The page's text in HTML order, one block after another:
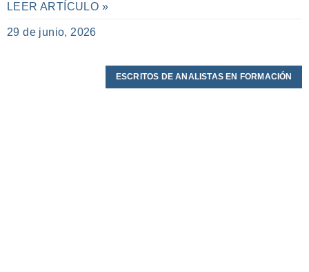
LEER ARTÍCULO »
29 de junio, 2026
ESCRITOS DE ANALISTAS EN FORMACIÓN